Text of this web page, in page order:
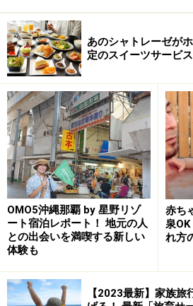
今回は、お友達の家族とあわせて
5人の大所帯で楽しんできました。
あのシャトレーゼが
定のスイーツサービ
OMO5沖縄那覇 by 星野リゾ
ート宿泊レポート！ 地元の人
との出会いを満喫する新しい
体験も
赤ち
泉
れ方
【2023最新】家族